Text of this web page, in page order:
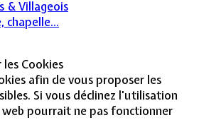
& Villageois
chapelle...
Cookies
afin de vous proposer les
Si vous déclinez l'utilisation
web pourrait ne pas fonctionner